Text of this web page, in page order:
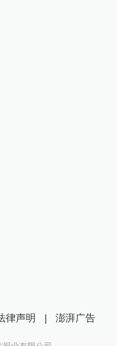
律声明 | 澎湃广告